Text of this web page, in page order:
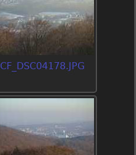
CF_DSC04178.JPG